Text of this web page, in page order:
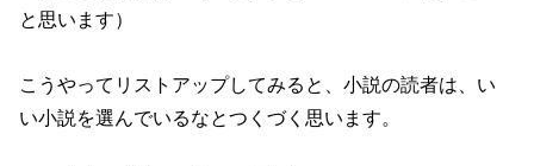
と思います）
こうやってリストアップしてみると、小説の読者は、い
い小説を選んでいるなとつくづく思います。